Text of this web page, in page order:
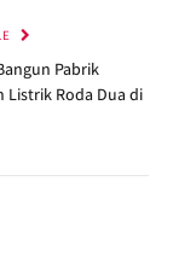
Pabrik
Listrik Roda Dua di